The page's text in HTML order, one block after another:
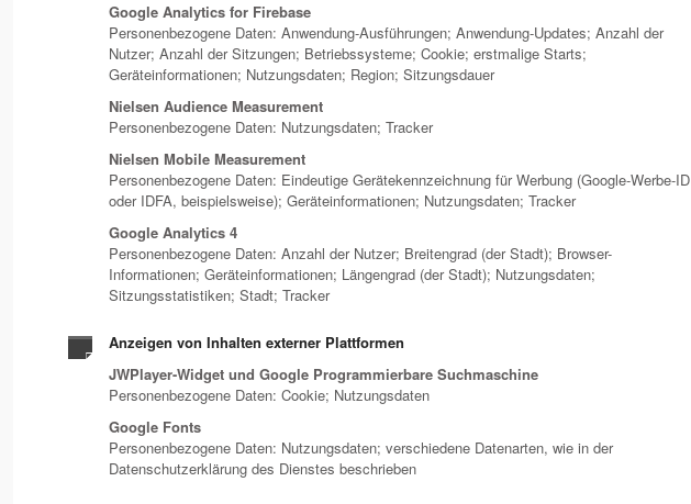
Google Analytics for Firebase
Personenbezogene Daten: Anwendung-Ausführungen; Anwendung-Updates; Anzahl der
Nutzer; Anzahl der Sitzungen; Betriebssysteme; Cookie; erstmalige Starts;
Geräteinformationen; Nutzungsdaten; Region; Sitzungsdauer
Nielsen Audience Measurement
Personenbezogene Daten: Nutzungsdaten; Tracker
Nielsen Mobile Measurement
Personenbezogene Daten: Eindeutige Gerätekennzeichnung für Werbung (Google-Werbe-ID
oder IDFA, beispielsweise); Geräteinformationen; Nutzungsdaten; Tracker
Google Analytics 4
Personenbezogene Daten: Anzahl der Nutzer; Breitengrad (der Stadt); Browser-
Informationen; Geräteinformationen; Längengrad (der Stadt); Nutzungsdaten;
Sitzungsstatistiken; Stadt; Tracker
Anzeigen von Inhalten externer Plattformen
JWPlayer-Widget und Google Programmierbare Suchmaschine
Personenbezogene Daten: Cookie; Nutzungsdaten
Google Fonts
Personenbezogene Daten: Nutzungsdaten; verschiedene Datenarten, wie in der
Datenschutzerklärung des Dienstes beschrieben